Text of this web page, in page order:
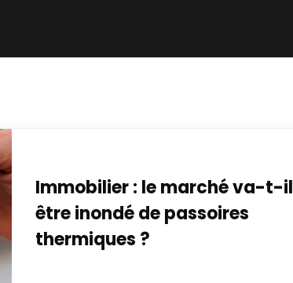
Immobilier : le marché va-t-il
être inondé de passoires
thermiques ?